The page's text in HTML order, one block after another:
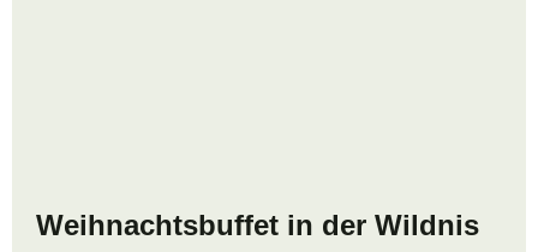
Weihnachtsbuffet in der Wildnis